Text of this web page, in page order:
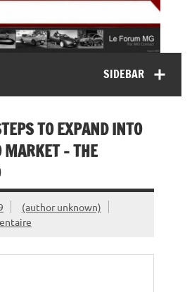
MG Contact
B, MG F, MG A, Midget…)SIDEBAR
TO EXPAND INTO
MARKET – THE
(author unknown)